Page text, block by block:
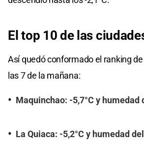
El top 10 de las
Así quedó conformado el ranking
las 7 de la mañana:
Maquinchao: -5,7°C y humedad
La Quiaca: -5,2°C y humedad